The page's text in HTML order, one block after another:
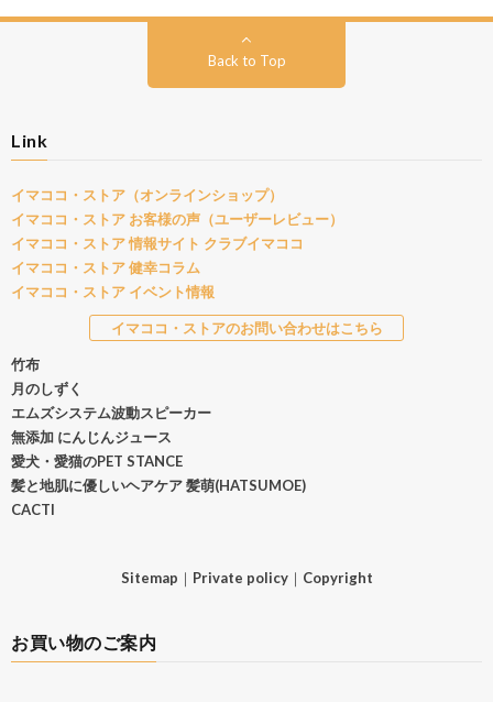
Back to Top
Link
イマココ・ストア（オンラインショップ）
イマココ・ストア お客様の声（ユーザーレビュー）
イマココ・ストア 情報サイト クラブイマココ
イマココ・ストア 健幸コラム
イマココ・ストア イベント情報
イマココ・ストアのお問い合わせはこちら
竹布
月のしずく
エムズシステム波動スピーカー
無添加 にんじんジュース
愛犬・愛猫のPET STANCE
髪と地肌に優しいヘアケア 髪萌(HATSUMOE)
CACTI
Sitemap ｜ Private policy｜ Copyright
お買い物のご案内